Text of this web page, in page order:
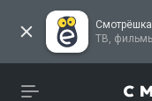
Смотрёшка